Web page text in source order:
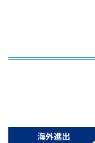
海外進出